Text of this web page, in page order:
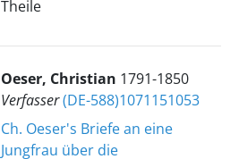
Theile
Oeser, Christian 1791-1850
Verfasser(DE-588)1071151053
Ch. Oeser's Briefe an eine
Jungfrau über die